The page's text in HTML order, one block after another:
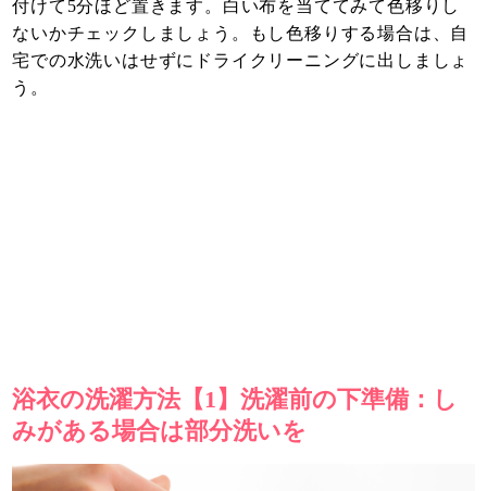
付けて5分ほど置きます。白い布を当ててみて色移りし
ないかチェックしましょう。もし色移りする場合は、自
宅での水洗いはせずにドライクリーニングに出しましょ
う。
浴衣の洗濯方法【1】洗濯前の下準備：し
みがある場合は部分洗いを